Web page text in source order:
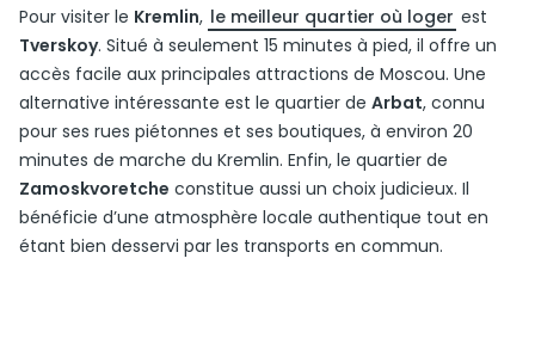
Pour visiter le Kremlin, le meilleur quartier où loger est
Tverskoy. Situé à seulement 15 minutes à pied, il offre un
accès facile aux principales attractions de Moscou. Une
alternative intéressante est le quartier de Arbat, connu
pour ses rues piétonnes et ses boutiques, à environ 20
minutes de marche du Kremlin. Enfin, le quartier de
Zamoskvoretche constitue aussi un choix judicieux. Il
bénéficie d’une atmosphère locale authentique tout en
étant bien desservi par les transports en commun.